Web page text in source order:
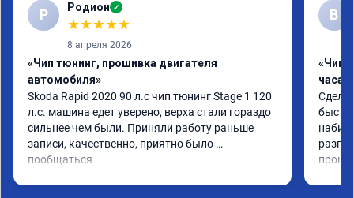
Р Родион ✓
★★★★★
8 апреля 2026
«Чип тюнинг, прошивка двигателя
автомобиля»
Skoda Rapid 2020 90 л.с чип тюнинг Stage 1 120
л.с. машина едет уверено, верха стали гораздо
сильнее чем были. Приняли работу раньше
записи, качественно, приятно было
пообщаться
В
«Чип
часа»